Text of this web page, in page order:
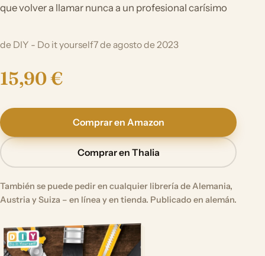
que volver a llamar nunca a un profesional carísimo
de DIY - Do it yourself7 de agosto de 2023
15,90 €
Comprar en Amazon
Comprar en Thalia
También se puede pedir en cualquier librería de Alemania,
Austria y Suiza – en línea y en tienda. Publicado en alemán.